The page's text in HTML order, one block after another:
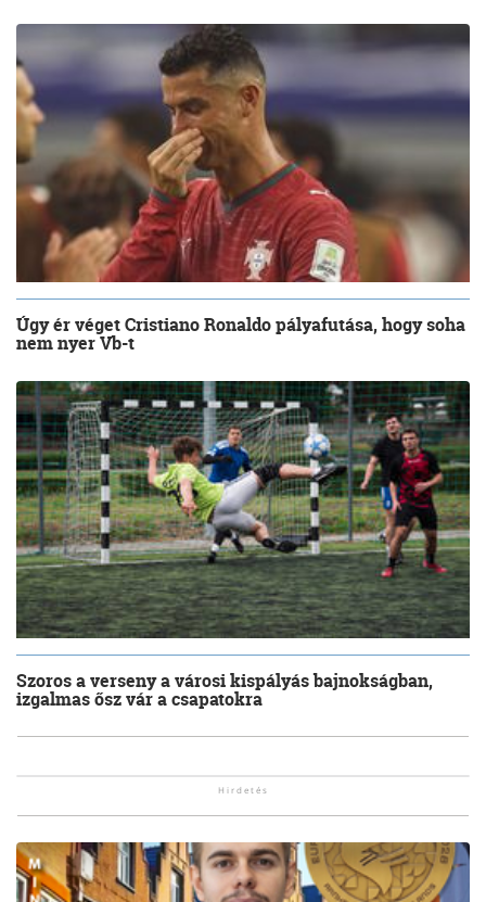
Úgy ér véget Cristiano Ronaldo pályafutása, hogy soha
nem nyer Vb-t
Szoros a verseny a városi kispályás bajnokságban,
izgalmas ősz vár a csapatokra